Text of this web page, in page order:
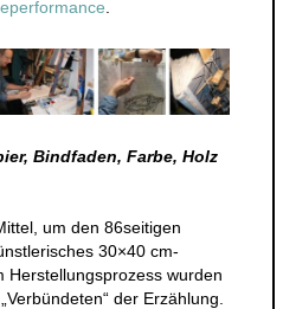
Bindfaden, Farbe, Holz
um den 86seitigen
30×40 cm-
Herstellungsprozess wurden
der Erzählung.